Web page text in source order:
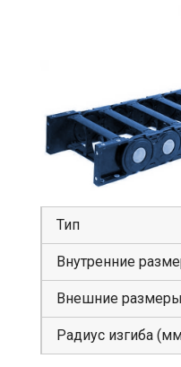
Тип
Внутренние
Внешние
Радиус изгиба